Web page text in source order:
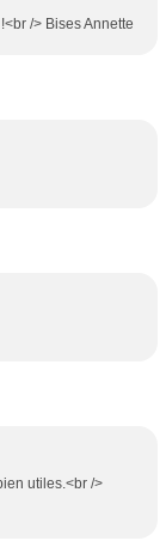
/> Bises Annette
utiles.<br />